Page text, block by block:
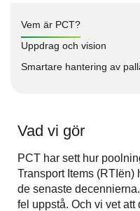
Vem är PCT?
Uppdrag och vision
Smartare hantering av
Vad vi gör
PCT har sett hur
Transport Items (RTIën)
de senaste
fel uppstå. Och vi vet